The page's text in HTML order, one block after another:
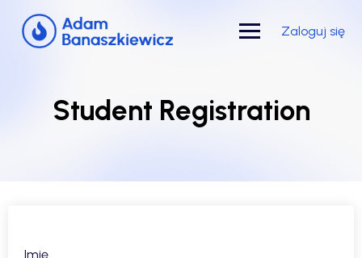
content
Zaloguj się
Student Registration
Imię